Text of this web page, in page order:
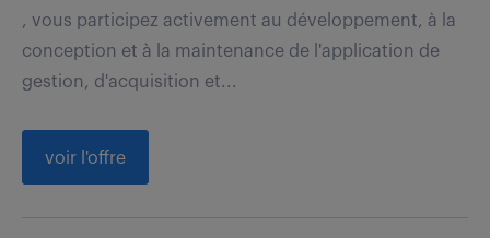
, vous participez activement au développement, à la
conception et à la maintenance de l'application de
gestion, d'acquisition et...
voir l'offre